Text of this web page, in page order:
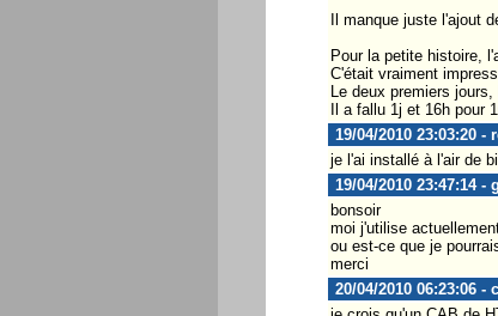
Il manque juste l'ajout
Pour la petite histoire,
C'était vraiment
Le deux premiers
Il a fallu 1j et 16h pour
19/04/2010 23:03:20 -
je l'ai installé à l'air de
19/04/2010 23:47:14 -
bonsoir
moi j'utilise
ou est-ce que je
merci
20/04/2010 06:23:06 -